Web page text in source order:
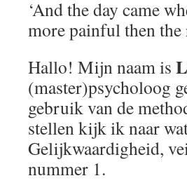
‘And the day came
more painful then
Hallo! Mijn naam is
(master)psycholoog
gebruik van de
stellen kijk ik naar
Gelijkwaardigheid,
nummer 1.